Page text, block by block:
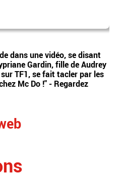
dans une vidéo, se disant
Gardin, fille de Audrey
TF1, se fait tacler par les
Mc Do !" - Regardez